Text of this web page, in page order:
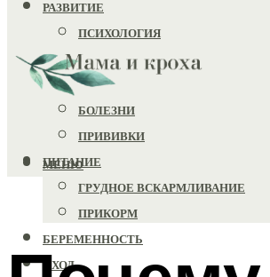
РАЗВИТИЕ
ПСИХОЛОГИЯ
ИГРУШКИ
ЗДОРОВЬЕ
БОЛЕЗНИ
ПРИВИВКИ
ПИТАНИЕ
ГРУДНОЕ ВСКАРМЛИВАНИЕ
ПРИКОРМ
БЕРЕМЕННОСТЬ
УХОД
МЕНЮ